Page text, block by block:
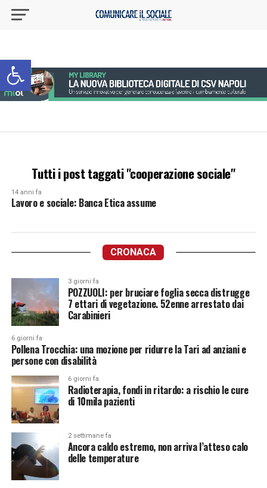
Apri la barra degli strumenti
Tutti i post taggati "cooperazione sociale"
14 anni fa
Lavoro e sociale: Banca Etica assume
CRONACA
3 giorni fa
POZZUOLI: per bruciare foglia secca distrugge
7 ettari di vegetazione. 52enne arrestato dai
Carabinieri
6 giorni fa
Pollena Trocchia: una mozione per ridurre la Tari ad anziani e
persone con disabilità
6 giorni fa
Radioterapia, fondi in ritardo: a rischio le cure
di 10mila pazienti
2 settimane fa
Ancora caldo estremo, non arriva l’atteso calo
delle temperature